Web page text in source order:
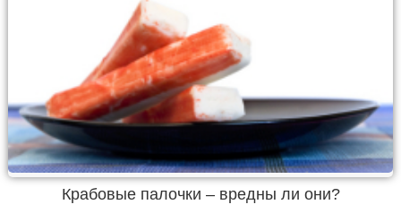
Крабовые палочки – вредны ли они?